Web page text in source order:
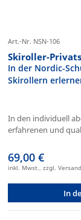
Art.-Nr. NSN-106
Skiroller-
In der Nordic-
Skirollern
In den individuell
erfahrenen und
69,00 €
inkl. Mwst., zzgl. Versand
In